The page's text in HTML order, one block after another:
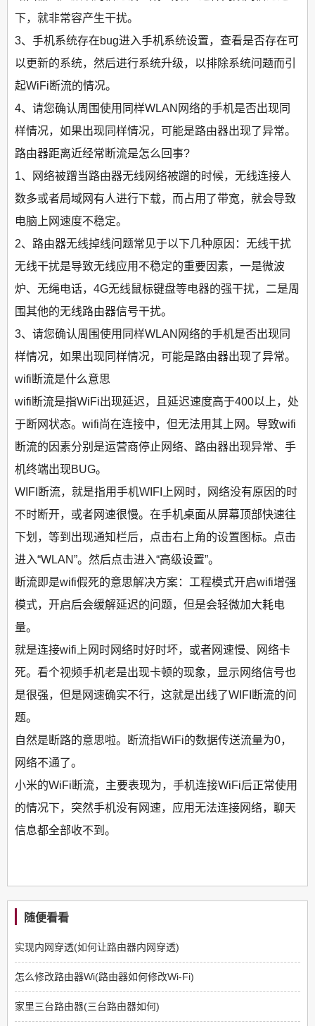
下，就非常容产生干扰。
3、手机系统存在bug进入手机系统设置，查看是否存在可
以更新的系统，然后进行系统升级，以排除系统问题而引
起WiFi断流的情况。
4、请您确认周围使用同样WLAN网络的手机是否出现同
样情况，如果出现同样情况，可能是路由器出现了异常。
路由器距离近经常断流是怎么回事?
1、网络被蹭当路由器无线网络被蹭的时候，无线连接人
数多或者局域网有人进行下载，而占用了带宽，就会导致
电脑上网速度不稳定。
2、路由器无线掉线问题常见于以下几种原因：无线干扰
无线干扰是导致无线应用不稳定的重要因素，一是微波
炉、无绳电话，4G无线鼠标键盘等电器的强干扰，二是周
围其他的无线路由器信号干扰。
3、请您确认周围使用同样WLAN网络的手机是否出现同
样情况，如果出现同样情况，可能是路由器出现了异常。
wifi断流是什么意思
wifi断流是指WiFi出现延迟，且延迟速度高于400以上，处
于断网状态。wifi尚在连接中，但无法用其上网。导致wifi
断流的因素分别是运营商停止网络、路由器出现异常、手
机终端出现BUG。
WIFI断流，就是指用手机WIFI上网时，网络没有原因的时
不时断开，或者网速很慢。在手机桌面从屏幕顶部快速往
下划，等到出现通知栏后，点击右上角的设置图标。点击
进入“WLAN”。然后点击进入“高级设置”。
断流即是wifi假死的意思解决方案：工程模式开启wifi增强
模式，开启后会缓解延迟的问题，但是会轻微加大耗电
量。
就是连接wifi上网时网络时好时坏，或者网速慢、网络卡
死。看个视频手机老是出现卡顿的现象，显示网络信号也
是很强，但是网速确实不行，这就是出线了WIFI断流的问
题。
自然是断路的意思啦。断流指WiFi的数据传送流量为0，
网络不通了。
小米的WiFi断流，主要表现为，手机连接WiFi后正常使用
的情况下，突然手机没有网速，应用无法连接网络，聊天
信息都全部收不到。
随便看看
实现内网穿透(如何让路由器内网穿透)
怎么修改路由器Wi(路由器如何修改Wi-Fi)
家里三台路由器(三台路由器如何)